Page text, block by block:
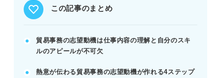
志望動機作成の注意点と例文
「英語を使いたいだけ」では自己満足と判断されま
応募企業への熱意がないと「どこでも良い」と見な
この記事のまとめ
貿易事務の志望動機は仕事内容の理解と自分のスキ
ルのアピールが不可欠
熱意が伝わる貿易事務の志望動機が作れる4ステップ